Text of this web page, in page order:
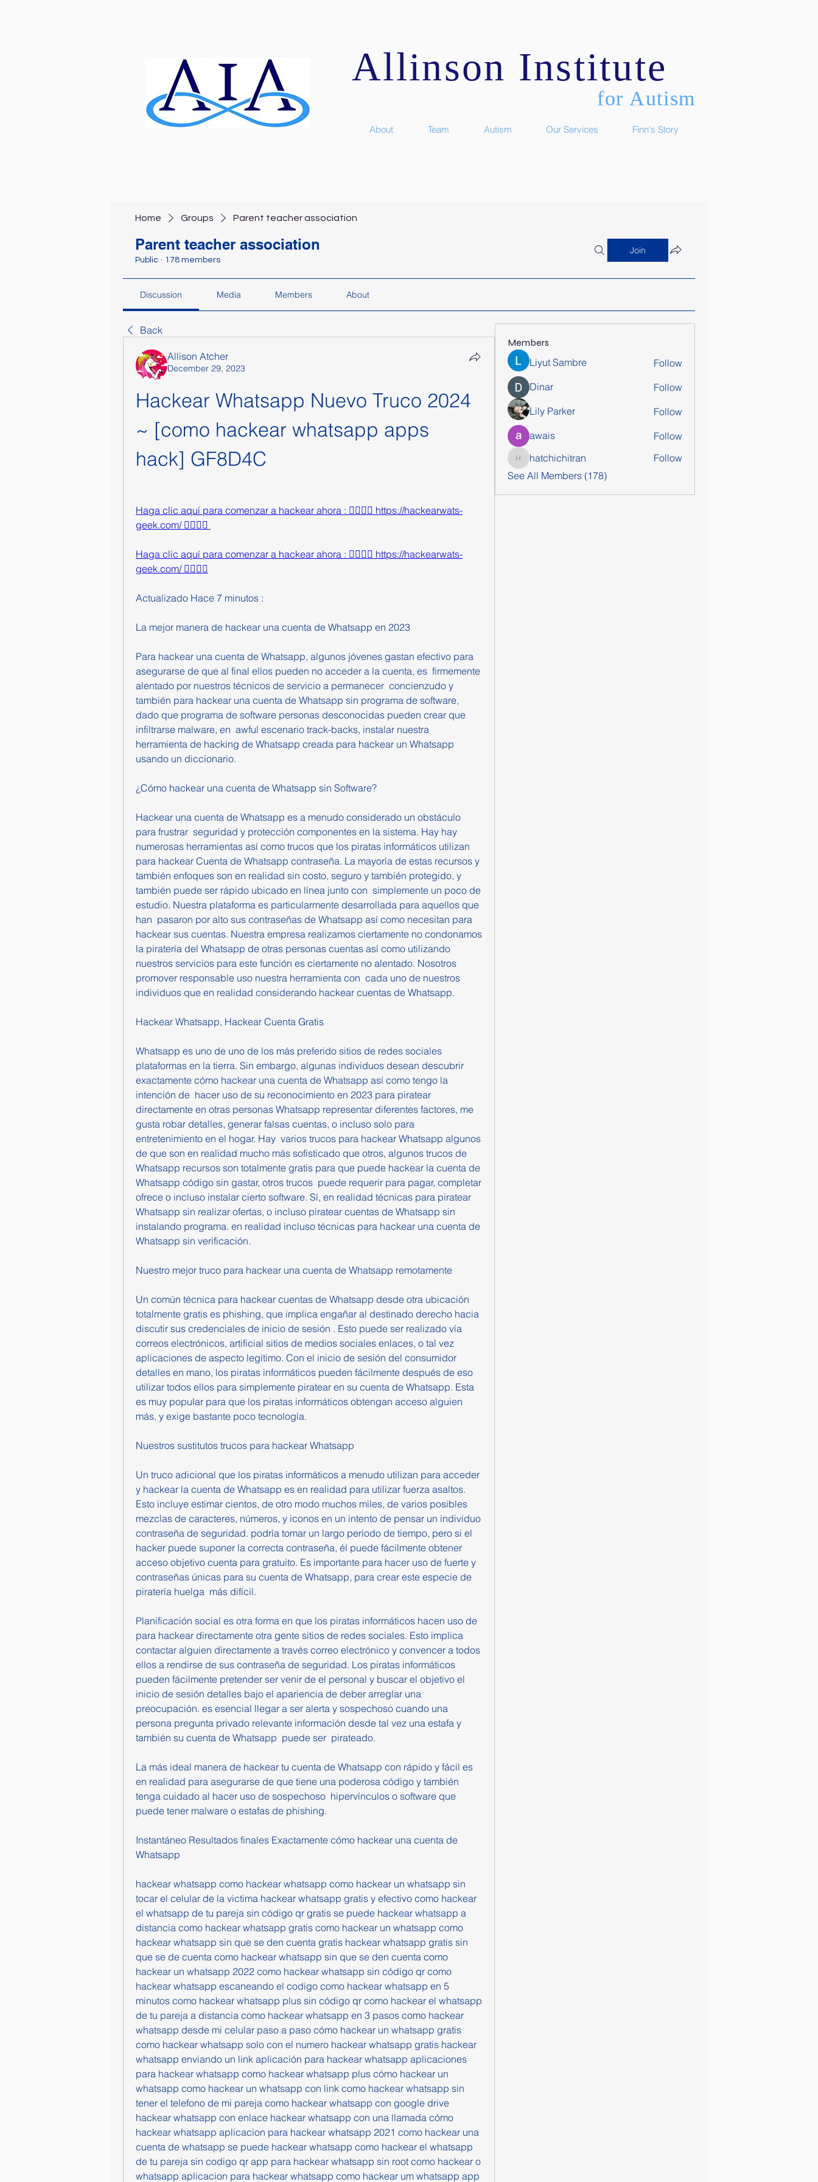
Allinson Institute
About Team Autism Our Services Finn's Story
for Autism
Home Groups Parent teacher association
Parent teacher association
Public · 178 members
Join
Discussion Media Members About
Back
Allison Atcher
December 29, 2023
Hackear Whatsapp Nuevo Truco 2024
~ [como hackear whatsapp apps
hack] GF8D4C
Haga clic aquí para comenzar a hackear ahora : 👉🏻👉🏻 https://hackearwats-
geek.com/ 👈🏻👈🏻
Haga clic aquí para comenzar a hackear ahora : 👉🏻👉🏻 https://hackearwats-
geek.com/ 👈🏻👈🏻
Actualizado Hace 7 minutos :
La mejor manera de hackear una cuenta de Whatsapp en 2023
Para hackear una cuenta de Whatsapp, algunos jóvenes gastan efectivo para
asegurarse de que al final ellos pueden no acceder a la cuenta, es  firmemente
alentado por nuestros técnicos de servicio a permanecer  concienzudo y
también para hackear una cuenta de Whatsapp sin programa de software,
dado que programa de software personas desconocidas pueden crear que
infiltrarse malware, en  awful escenario track-backs, instalar nuestra
herramienta de hacking de Whatsapp creada para hackear un Whatsapp
usando un diccionario.
¿Cómo hackear una cuenta de Whatsapp sin Software?
Hackear una cuenta de Whatsapp es a menudo considerado un obstáculo
para frustrar  seguridad y protección componentes en la sistema. Hay hay
numerosas herramientas así como trucos que los piratas informáticos utilizan
para hackear Cuenta de Whatsapp contraseña. La mayoría de estas recursos y
también enfoques son en realidad sin costo, seguro y también protegido, y
también puede ser rápido ubicado en línea junto con  simplemente un poco de
estudio. Nuestra plataforma es particularmente desarrollada para aquellos que
han  pasaron por alto sus contraseñas de Whatsapp así como necesitan para
hackear sus cuentas. Nuestra empresa realizamos ciertamente no condonamos
la piratería del Whatsapp de otras personas cuentas así como utilizando
nuestros servicios para este función es ciertamente no alentado. Nosotros
promover responsable uso nuestra herramienta con  cada uno de nuestros
individuos que en realidad considerando hackear cuentas de Whatsapp.
Hackear Whatsapp, Hackear Cuenta Gratis
Whatsapp es uno de uno de los más preferido sitios de redes sociales
plataformas en la tierra. Sin embargo, algunas individuos desean descubrir
exactamente cómo hackear una cuenta de Whatsapp así como tengo la
intención de  hacer uso de su reconocimiento en 2023 para piratear
directamente en otras personas Whatsapp representar diferentes factores, me
gusta robar detalles, generar falsas cuentas, o incluso solo para
entretenimiento en el hogar. Hay  varios trucos para hackear Whatsapp algunos
de que son en realidad mucho más sofisticado que otros, algunos trucos de
Whatsapp recursos son totalmente gratis para que puede hackear la cuenta de
Whatsapp código sin gastar, otros trucos  puede requerir para pagar, completar
ofrece o incluso instalar cierto software. Sí, en realidad técnicas para piratear
Whatsapp sin realizar ofertas, o incluso piratear cuentas de Whatsapp sin
instalando programa. en realidad incluso técnicas para hackear una cuenta de
Whatsapp sin verificación.
Nuestro mejor truco para hackear una cuenta de Whatsapp remotamente
Un común técnica para hackear cuentas de Whatsapp desde otra ubicación
totalmente gratis es phishing, que implica engañar al destinado derecho hacia
discutir sus credenciales de inicio de sesión . Esto puede ser realizado vía
correos electrónicos, artificial sitios de medios sociales enlaces, o tal vez
aplicaciones de aspecto legítimo. Con el inicio de sesión del consumidor
detalles en mano, los piratas informáticos pueden fácilmente después de eso
utilizar todos ellos para simplemente piratear en su cuenta de Whatsapp. Esta
es muy popular para que los piratas informáticos obtengan acceso alguien
más, y exige bastante poco tecnología.
Nuestros sustitutos trucos para hackear Whatsapp
Un truco adicional que los piratas informáticos a menudo utilizan para acceder
y hackear la cuenta de Whatsapp es en realidad para utilizar fuerza asaltos.
Esto incluye estimar cientos, de otro modo muchos miles, de varios posibles
mezclas de caracteres, números, y iconos en un intento de pensar un individuo
contraseña de seguridad. podría tomar un largo período de tiempo, pero si el
hacker puede suponer la correcta contraseña, él puede fácilmente obtener
acceso objetivo cuenta para gratuito. Es importante para hacer uso de fuerte y
contraseñas únicas para su cuenta de Whatsapp, para crear este especie de
piratería huelga  más difícil.
Planificación social es otra forma en que los piratas informáticos hacen uso de
para hackear directamente otra gente sitios de redes sociales. Esto implica
contactar alguien directamente a través correo electrónico y convencer a todos
ellos a rendirse de sus contraseña de seguridad. Los piratas informáticos
pueden fácilmente pretender ser venir de el personal y buscar el objetivo el
inicio de sesión detalles bajo el apariencia de deber arreglar una
preocupación. es esencial llegar a ser alerta y sospechoso cuando una
persona pregunta privado relevante información desde tal vez una estafa y
también su cuenta de Whatsapp  puede ser  pirateado.
La más ideal manera de hackear tu cuenta de Whatsapp con rápido y fácil es
en realidad para asegurarse de que tiene una poderosa código y también
tenga cuidado al hacer uso de sospechoso  hipervínculos o software que
puede tener malware o estafas de phishing.
Instantáneo Resultados finales Exactamente cómo hackear una cuenta de
Whatsapp
hackear whatsapp como hackear whatsapp como hackear un whatsapp sin
tocar el celular de la victima hackear whatsapp gratis y efectivo como hackear
el whatsapp de tu pareja sin código qr gratis se puede hackear whatsapp a
distancia como hackear whatsapp gratis como hackear un whatsapp como
hackear whatsapp sin que se den cuenta gratis hackear whatsapp gratis sin
que se de cuenta como hackear whatsapp sin que se den cuenta como
hackear un whatsapp 2022 como hackear whatsapp sin código qr como
hackear whatsapp escaneando el codigo como hackear whatsapp en 5
minutos como hackear whatsapp plus sin código qr como hackear el whatsapp
de tu pareja a distancia como hackear whatsapp en 3 pasos como hackear
whatsapp desde mi celular paso a paso cómo hackear un whatsapp gratis
como hackear whatsapp solo con el numero hackear whatsapp gratis hackear
whatsapp enviando un link aplicación para hackear whatsapp aplicaciones
para hackear whatsapp como hackear whatsapp plus cómo hackear un
whatsapp como hackear un whatsapp con link como hackear whatsapp sin
tener el telefono de mi pareja como hackear whatsapp con google drive
hackear whatsapp con enlace hackear whatsapp con una llamada cómo
hackear whatsapp aplicacion para hackear whatsapp 2021 como hackear una
cuenta de whatsapp se puede hackear whatsapp como hackear el whatsapp
de tu pareja sin codigo qr app para hackear whatsapp sin root como hackear o
whatsapp aplicacion para hackear whatsapp como hackear um whatsapp app
Members
Liyut Sambre
Follow
Dinar
Follow
Lily Parker
Follow
awais
Follow
hatchichitran
hatchichitran
Follow
See All Members (178)